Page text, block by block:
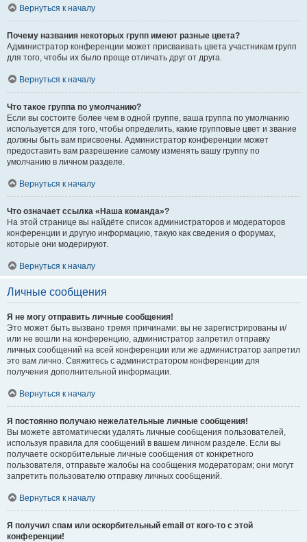
Вернуться к началу
Почему названия некоторых групп имеют разные цвета?
Администратор конференции может присваивать цвета участникам групп
для того, чтобы их было проще отличать друг от друга.
Вернуться к началу
Что такое группа по умолчанию?
Если вы состоите более чем в одной группе, ваша группа по умолчанию
используется для того, чтобы определить, какие групповые цвет и звание
должны быть вам присвоены. Администратор конференции может
предоставить вам разрешение самому изменять вашу группу по
умолчанию в личном разделе.
Вернуться к началу
Что означает ссылка «Наша команда»?
На этой странице вы найдёте список администраторов и модераторов
конференции и другую информацию, такую как сведения о форумах,
которые они модерируют.
Вернуться к началу
Личные сообщения
Я не могу отправить личные сообщения!
Это может быть вызвано тремя причинами: вы не зарегистрированы и/
или не вошли на конференцию, администратор запретил отправку
личных сообщений на всей конференции или же администратор запретил
это вам лично. Свяжитесь с администратором конференции для
получения дополнительной информации.
Вернуться к началу
Я постоянно получаю нежелательные личные сообщения!
Вы можете автоматически удалять личные сообщения пользователей,
используя правила для сообщений в вашем личном разделе. Если вы
получаете оскорбительные личные сообщения от конкретного
пользователя, отправьте жалобы на сообщения модераторам; они могут
запретить пользователю отправку личных сообщений.
Вернуться к началу
Я получил спам или оскорбительный email от кого-то с этой
конференции!